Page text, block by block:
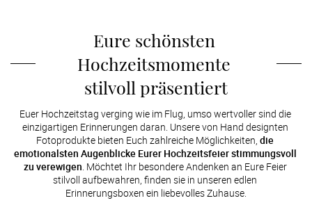
Eure schönsten
Hochzeitsmomente
stilvoll präsentiert
Euer Hochzeitstag verging wie im Flug, umso wertvoller sind die
einzigartigen Erinnerungen daran. Unsere von Hand designten
Fotoprodukte bieten Euch zahlreiche Möglichkeiten, die
emotionalsten Augenblicke Eurer Hochzeitsfeier stimmungsvoll
zu verewigen. Möchtet Ihr besondere Andenken an Eure Feier
stilvoll aufbewahren, finden sie in unseren edlen
Erinnerungsboxen ein liebevolles Zuhause.